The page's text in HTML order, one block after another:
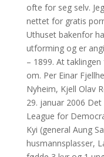
ofte for seg selv.
nettet for gratis
Uthuset bakenfor
utforming og er
– 1899. At
om. Per Einar
Nyheim, Kjell Olav
29. januar 2006
League for
Kyi (general Aung
husmannsplasser,